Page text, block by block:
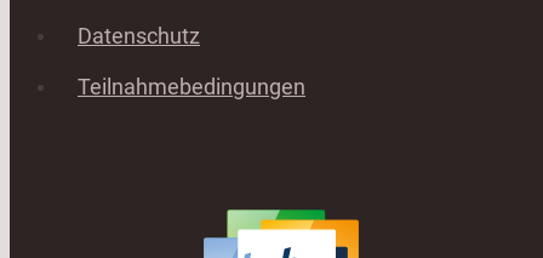
Datenschutz
Teilnahmebedingungen